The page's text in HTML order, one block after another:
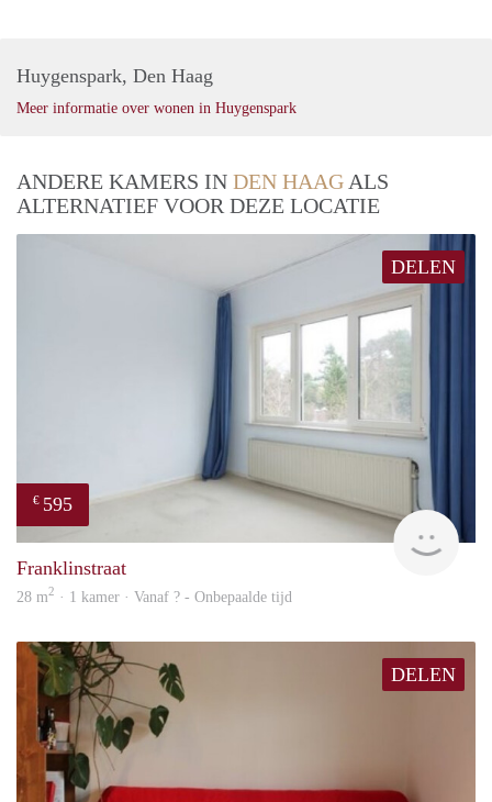
Huygenspark, Den Haag
Meer informatie over wonen in Huygenspark
ANDERE KAMERS IN DEN HAAGALS
ALTERNATIEF VOOR DEZE LOCATIE
DELEN
€ 595
Franklinstraat
28 m2 · 1 kamer · Vanaf ? - Onbepaalde tijd
DELEN